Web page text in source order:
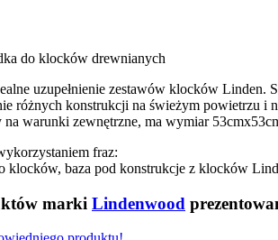
do klocków drewnianych
uzupełnienie zestawów klocków
różnych konstrukcji na świeżym powietrzu i
warunki zewnętrzne, ma wymiar
fraz:
klocków, baza pod konstrukcje z klocków
marki Lindenwood